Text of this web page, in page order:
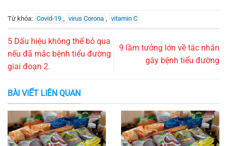
Từ khóa: Covid-19 , virus Corona , vitamin C
5 Dấu hiệu không thể bỏ qua
nếu đã mắc bệnh tiểu đường
giai đoạn 2.
9 lầm tưởng lớn về tác nhân
gây bệnh tiểu đường
BÀI VIẾT LIÊN QUAN